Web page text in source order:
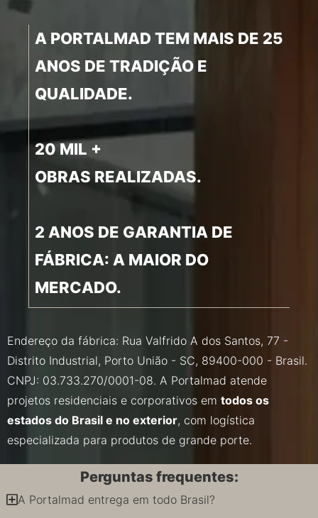
A PORTALMAD TEM MAIS DE 25
ANOS DE TRADIÇÃO E
QUALIDADE.
20 MIL +
OBRAS REALIZADAS.
2 ANOS DE GARANTIA DE
FÁBRICA: A MAIOR DO
MERCADO.
Endereço da fábrica: Rua Valfrido A dos Santos, 77 -
Distrito Industrial, Porto União - SC, 89400-000 - Brasil.
CNPJ: 03.733.270/0001-08. A Portalmad atende
projetos residenciais e corporativos em todos os
estados do Brasil e no exterior, com logística
especializada para produtos de grande porte.
Perguntas frequentes:
A Portalmad entrega em todo Brasil?